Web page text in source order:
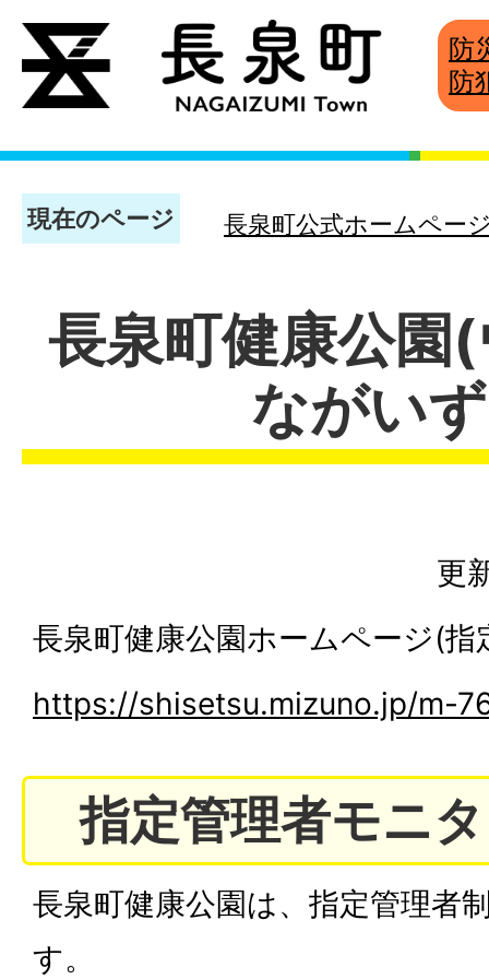
防
防
現在のページ 長泉町公式ホームペー
長泉町健康公園
ながい
更
長泉町健康公園ホームページ(
https://shisetsu.mizuno.jp/m-
指定管理者モニ
長泉町健康公園は、指定管理者
す。